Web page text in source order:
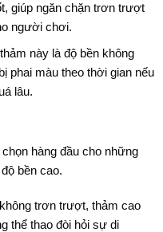
giúp ngăn chặn trơn trượt
người chơi.
này là độ bền không
phai màu theo thời gian nếu
lâu.
hàng đầu cho những
bền cao.
trơn trượt, thảm cao
thể thao đòi hỏi sự di